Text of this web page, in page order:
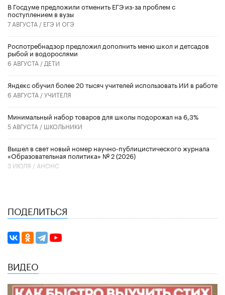
В Госдуме предложили отменить ЕГЭ из-за проблем с
поступлением в вузы
7 АВГУСТА / ЕГЭ И ОГЭ
Роспотребнадзор предложил дополнить меню школ и детсадов
рыбой и водорослями
6 АВГУСТА / ДЕТИ
​Яндекс обучил более 20 тысяч учителей использовать ИИ в работе
6 АВГУСТА /УЧИТЕЛЯ
Минимальный набор товаров для школы подорожал на 6,3%
5 АВГУСТА / ШКОЛЬНИКИ
Вышел в свет новый номер научно-публицистического журнала
«Образовательная политика» № 2 (2026)
3 ИЮЛЯ / АНОНС
ПОДЕЛИТЬСЯ
ВИДЕО